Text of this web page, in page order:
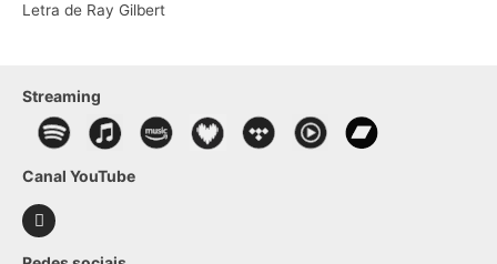
Letra de Ray Gilbert
Streaming
Canal YouTube